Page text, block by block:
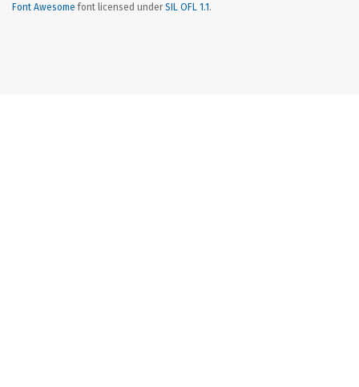
Font Awesome font licensed underSIL OFL 1.1 .